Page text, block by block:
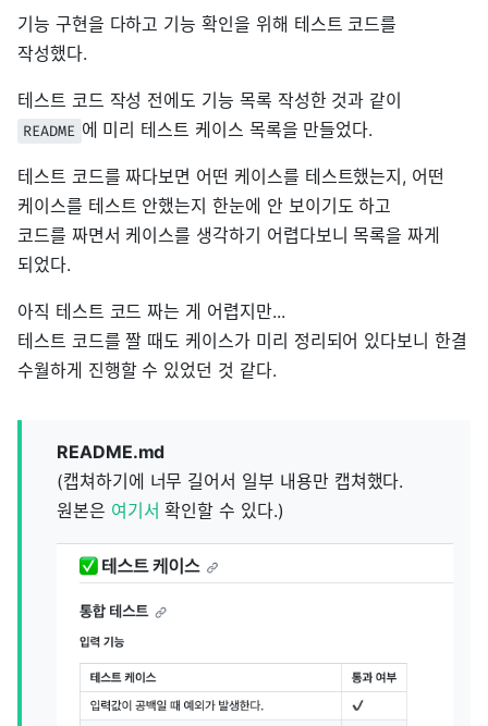
기능 구현을 다하고 기능 확인을 위해 테스트 코드를
작성했다.
테스트 코드 작성 전에도 기능 목록 작성한 것과 같이
README 에 미리 테스트 케이스 목록을 만들었다.
테스트 코드를 짜다보면 어떤 케이스를 테스트했는지, 어떤
케이스를 테스트 안했는지 한눈에 안 보이기도 하고
코드를 짜면서 케이스를 생각하기 어렵다보니 목록을 짜게
되었다.
아직 테스트 코드 짜는 게 어렵지만...
테스트 코드를 짤 때도 케이스가 미리 정리되어 있다보니 한결
수월하게 진행할 수 있었던 것 같다.
README.md
(캡쳐하기에 너무 길어서 일부 내용만 캡쳐했다.
원본은 여기서 확인할 수 있다.)